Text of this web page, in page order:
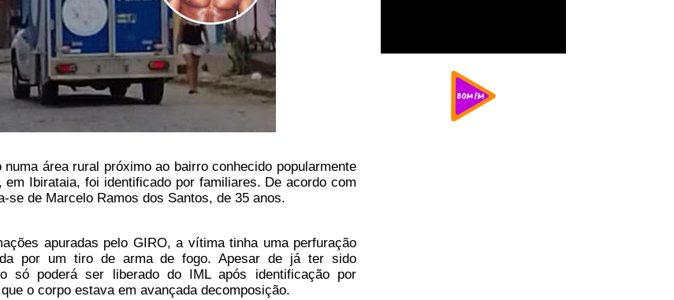
área rural próximo ao bairro conhecido popularmente
em Ibirataia, foi identificado por familiares. De acordo com
se de Marcelo Ramos dos Santos, de 35 anos.
apuradas pelo GIRO, a vítima tinha uma perfuração
por um tiro de arma de fogo. Apesar de já ter sido
só poderá ser liberado do IML após identificação por
o corpo estava em avançada decomposição.